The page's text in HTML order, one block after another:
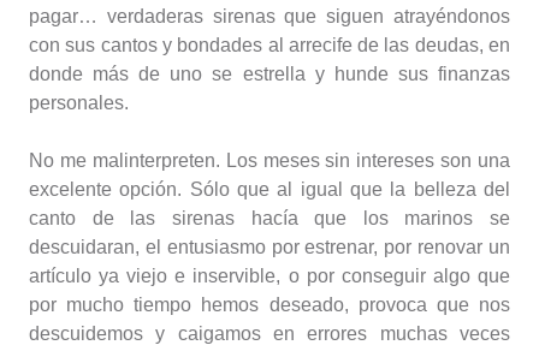
pagar… verdaderas sirenas que siguen atrayéndonos
con sus cantos y bondades al arrecife de las deudas, en
donde más de uno se estrella y hunde sus finanzas
personales.
No me malinterpreten. Los meses sin intereses son una
excelente opción. Sólo que al igual que la belleza del
canto de las sirenas hacía que los marinos se
descuidaran, el entusiasmo por estrenar, por renovar un
artículo ya viejo e inservible, o por conseguir algo que
por mucho tiempo hemos deseado, provoca que nos
descuidemos y caigamos en errores muchas veces